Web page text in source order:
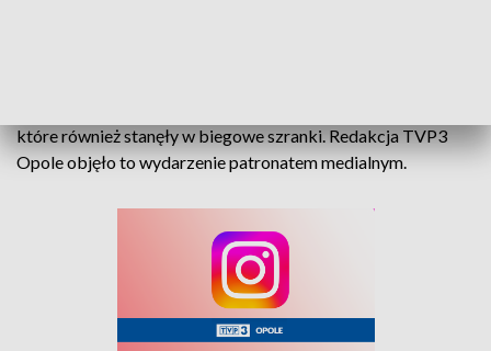
które również stanęły w biegowe szranki. Redakcja TVP3
Opole objęło to wydarzenie patronatem medialnym.